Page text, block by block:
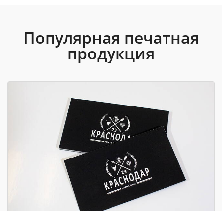
Популярная печатная
продукция